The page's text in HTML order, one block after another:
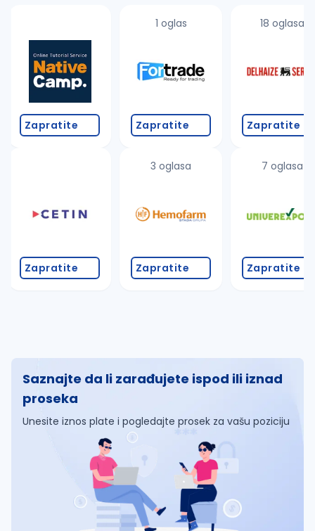
Takođe možete da:
proverite pravopisne greške (koristite č, ć, š, đ,
povećajte radijus za odabrani grad
promenite odabrane filtere pretrage
Zapratite
Zapratite
1 oglas
Zapratite
3 oglasa
Zapratite
18 oglasa
Zapratite
7 oglasa
Zapratite
Saznajte da li zarađujete ispod ili iznad
proseka
Unesite iznos plate i pogledajte prosek za vašu poziciju